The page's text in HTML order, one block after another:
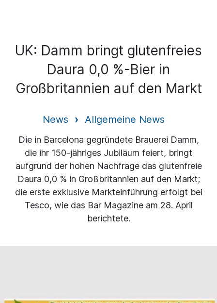
UK: Damm bringt glutenfreies
Daura 0,0 %-Bier in
Großbritannien auf den Markt
News Allgemeine News
Die in Barcelona gegründete Brauerei Damm,
die ihr 150-jähriges Jubiläum feiert, bringt
aufgrund der hohen Nachfrage das glutenfreie
Daura 0,0 % in Großbritannien auf den Markt;
die erste exklusive Markteinführung erfolgt bei
Tesco, wie das Bar Magazine am 28. April
berichtete.